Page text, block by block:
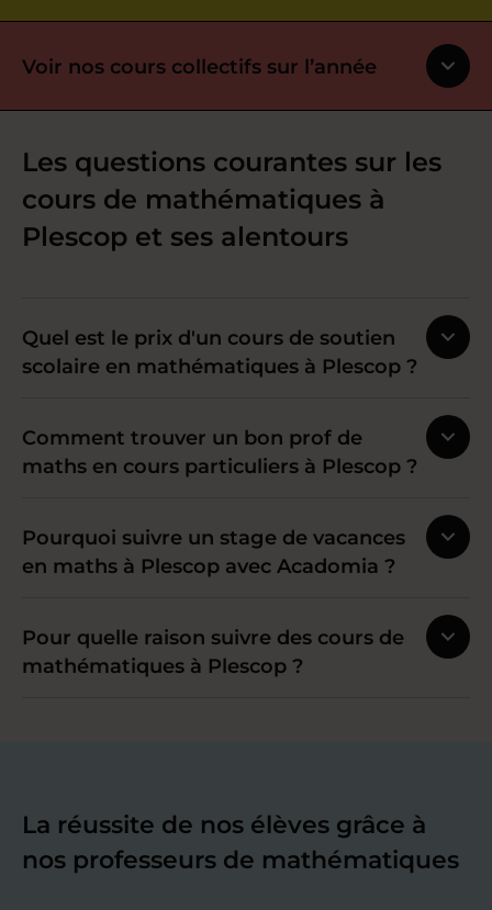
Voir nos cours collectifs sur l’année
Les questions courantes sur les
cours de mathématiques à
Plescop et ses alentours
Quel est le prix d'un cours de soutien
scolaire en mathématiques à Plescop ?
Comment trouver un bon prof de
maths en cours particuliers à Plescop ?
Pourquoi suivre un stage de vacances
en maths à Plescop avec Acadomia ?
Pour quelle raison suivre des cours de
mathématiques à Plescop ?
La réussite de nos élèves grâce à
nos professeurs de mathématiques